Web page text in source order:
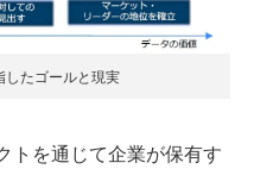
したゴールと現実
トを通じて企業が保有す